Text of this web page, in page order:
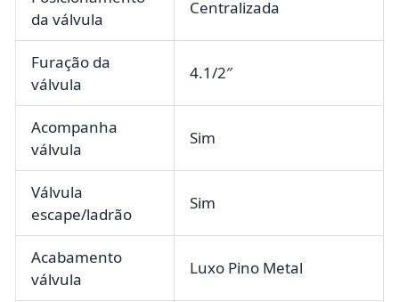
da válvula
Centralizada
Furação da
válvula
4.1/2″
Acompanha
válvula
Sim
Válvula
escape/ladrão
Sim
Acabamento
válvula
Luxo Pino Metal